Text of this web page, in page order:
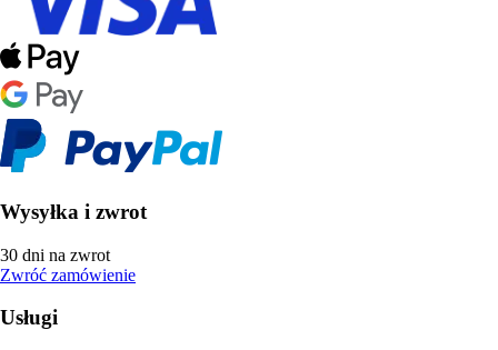
Wysyłka i zwrot
30 dni na zwrot
Zwróć zamówienie
Usługi